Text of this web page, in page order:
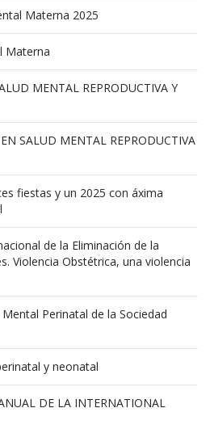
Materna 2025
Materna
MENTAL REPRODUCTIVA Y
SALUD MENTAL REPRODUCTIVA
fiestas y un 2025 con áxima
de la Eliminación de la
Violencia Obstétrica, una violencia
Perinatal de la Sociedad
y neonatal
DE LA INTERNATIONAL